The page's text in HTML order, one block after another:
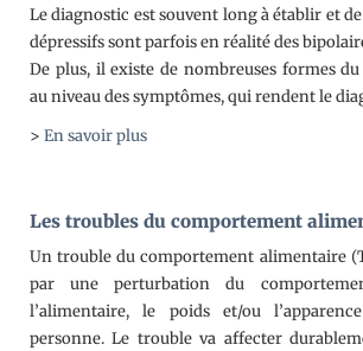
Le diagnostic est souvent long à établir et
dépressifs sont parfois en réalité des
De plus, il existe de nombreuses formes
au niveau des symptômes, qui rendent le
> En savoir plus
Les troubles du comportement
Un trouble du comportement alimentaire
par une perturbation du
l’alimentaire, le poids et/ou
personne. Le trouble va affecter